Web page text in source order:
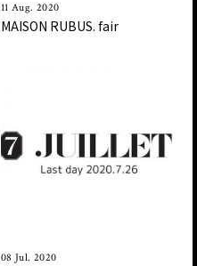
11 Aug. 2020
MAISON RUBUS. fair
08 Jul. 2020